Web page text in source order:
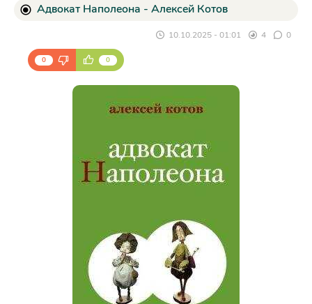
Адвокат Наполеона - Алексей Котов
10.10.2025 - 01:01 4 0
0 0